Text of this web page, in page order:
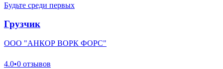
Будьте среди первых
Грузчик
ООО "АНКОР ВОРК ФОРС"
4.0•0 отзывов